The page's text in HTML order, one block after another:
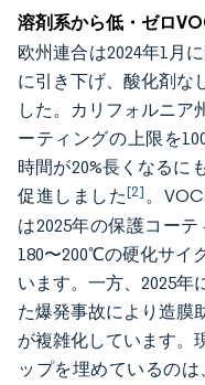
溶剤系から低・ゼロ
欧州連合は2024年1月
に引き下げ、酸化剤な
した。カリフォルニア
ーティングの上限を
時間が20%長くなるに
促進しました[2]。
は2025年の保護コーテ
180〜200℃の硬化サイ
います。一方、2025年
た爆発事故により造膜
が複雑化しています。
ップを埋めているの